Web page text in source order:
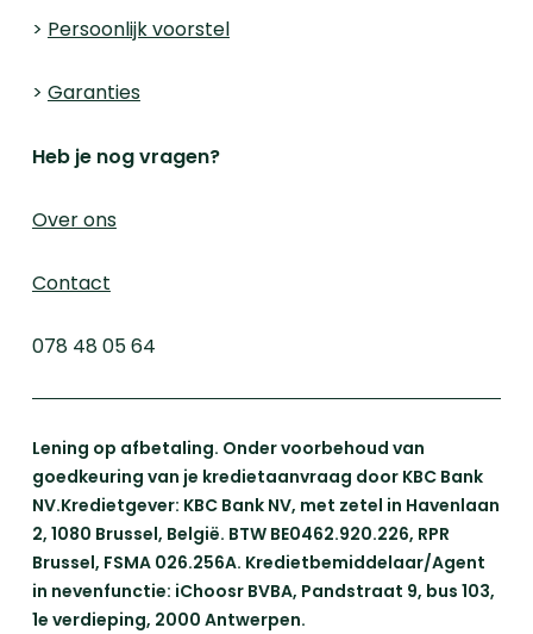
> Persoonlijk voorstel
> Garanties
Heb je nog vragen?
Over ons
Contact
078 48 05 64
Lening op afbetaling. Onder voorbehoud van
goedkeuring van je kredietaanvraag door KBC Bank
NV.Kredietgever: KBC Bank NV, met zetel in Havenlaan
2, 1080 Brussel, België. BTW BE0462.920.226, RPR
Brussel, FSMA 026.256A. Kredietbemiddelaar/Agent
in nevenfunctie: iChoosr BVBA, Pandstraat 9, bus 103,
1e verdieping, 2000 Antwerpen.